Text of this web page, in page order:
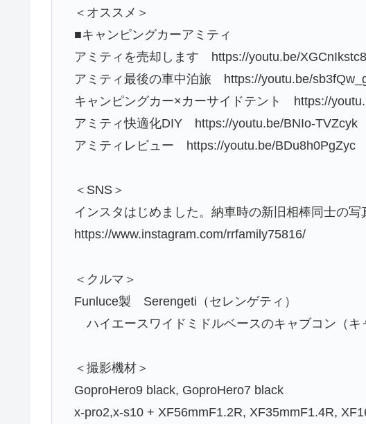
＜オススメ＞
■キャンピングカーアミティ
アミティを売却します https://youtu.be/
アミティ最後の車中泊旅 https://youtu.be/
キャンピングカー×カーサイドテント https://
アミティ快適化DIY https://youtu.be/BNIo-TVZcyk
アミティレビュー https://youtu.be/BDu8h0PgZyc
＜SNS＞
インスタはじめました。納車時の新旧相棒同士の写
https://www.instagram.com/rrfamily75816/
＜クルマ＞
Funluce製 Serengeti（セレンゲティ）
ハイエースワイドミドルベースのキャブコン（キ
＜撮影機材＞
GoproHero9 black, GoproHero7 black
x-pro2,x-s10 + XF56mmF1.2R, XF35mmF1.4R,